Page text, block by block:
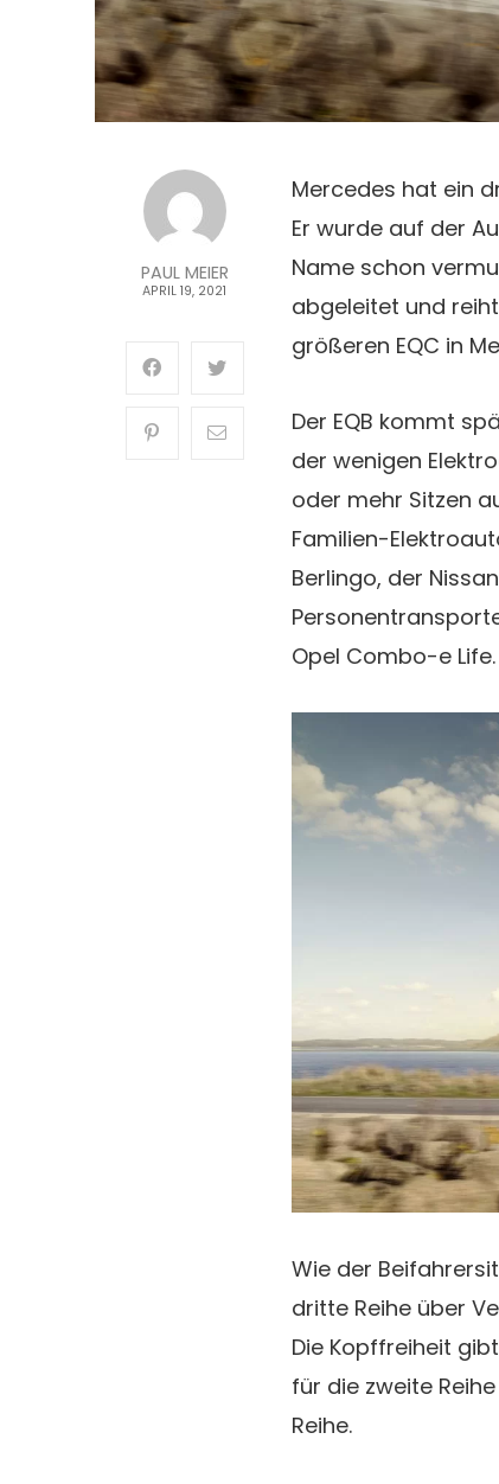
PAUL MEIER
APRIL 19, 2021
Mercedes hat ein
Er wurde auf der
Name schon
abgeleitet und
größeren EQC in
Der EQB kommt
der wenigen
oder mehr Sitzen
Familien-
Berlingo, der
Opel Combo-e Life.
Wie der
dritte Reihe über
Die Kopffreiheit
für die zweite
Reihe.